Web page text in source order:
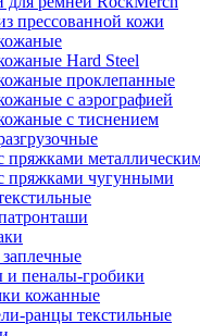
прессованной кожи
Hard Steel
проклепанные
с аэрографией
с тиснением
пряжками
пряжками чугунными
и пеналы-гробики
кожанные
ранцы текстильные